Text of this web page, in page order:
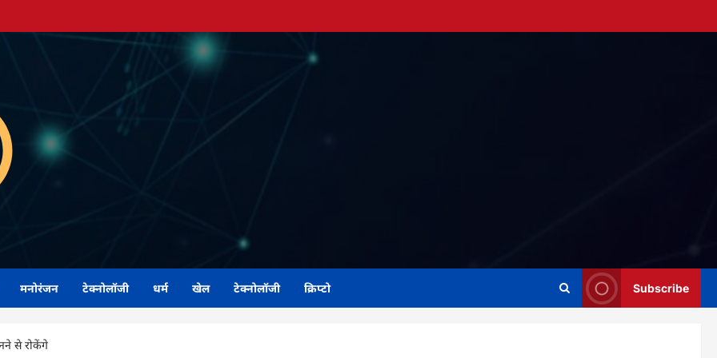
मनोरंजन टेक्नोलॉजी धर्म खेल टेक्नोलॉजी क्रिप्टो Subscribe
से रोकेंगे